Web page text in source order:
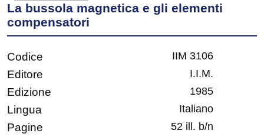
La bussola magnetica e gli elementi
compensatori
Codice IIM 3106
Editore I.I.M.
Edizione 1985
Lingua Italiano
Pagine 52 ill. b/n